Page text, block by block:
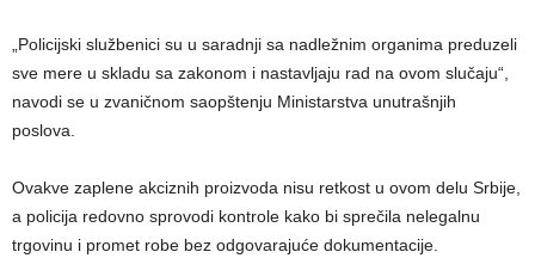
„Policijski službenici su u saradnji sa nadležnim organima preduzeli
sve mere u skladu sa zakonom i nastavljaju rad na ovom slučaju“,
navodi se u zvaničnom saopštenju Ministarstva unutrašnjih
poslova.
Ovakve zaplene akciznih proizvoda nisu retkost u ovom delu Srbije,
a policija redovno sprovodi kontrole kako bi sprečila nelegalnu
trgovinu i promet robe bez odgovarajuće dokumentacije.